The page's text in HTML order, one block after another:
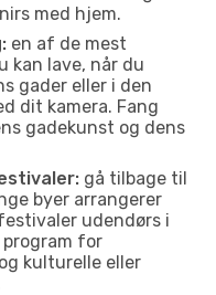
med hjem.
en af de mest
kan lave, når du
gader eller i den
dit kamera. Fang
gadekunst og dens
gå tilbage til
byer arrangerer
udendørs i
program for
kulturelle eller